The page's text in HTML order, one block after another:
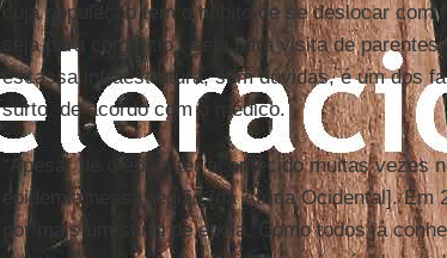
cuja população tem o hábito de se deslocar com
seja para comércio , seja para visita de
escassa infraestrutura, sem dúvidas, é um dos
surto, de acordo com o médico.
“Apesar de o ebola ter acontecido muitas vezes
epidemia nessa região [da África Ocidental]. Em
por mais um surto de ebola. Como todos já